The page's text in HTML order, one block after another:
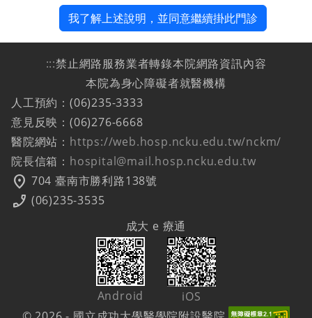
我了解上述說明，並同意繼續掛此門診
:::禁止網路服務業者轉錄本院網路資訊內容
本院為身心障礙者就醫機構
人工預約：(06)235-3333
意見反映：(06)276-6668
醫院網站： https://web.hosp.ncku.edu.tw/nckm/
院長信箱： hospital@mail.hosp.ncku.edu.tw
location_on 704 臺南市勝利路138號
phone_enabled (06)235-3535
成大 e 療通
Android
iOS